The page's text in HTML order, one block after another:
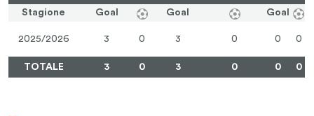
Stagione
Goal Goal Goal
2025/2026 3 0 3 0 0 0
TOTALE 3 0 3 0 0 0